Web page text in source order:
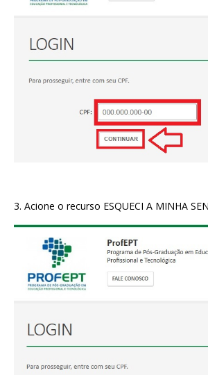
3. Acione o recurso ESQUECI A MINHA